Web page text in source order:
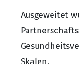
Ausgeweitet
Skalen.